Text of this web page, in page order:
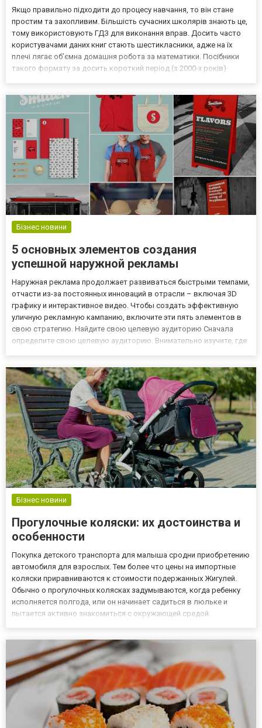
Якщо правильно підходити до процесу навчання, то він стане
простим та захопливим. Більшість сучасних школярів знають це,
тому використовують ГДЗ для виконання вправ. Досить часто
користувачами даних книг стають шестикласники, адже на їх
плечі лягає об’ємна домашня робота за математики. Посібники
такого формату за досить короткий період (з 2000-х років)
Бізнес новини
5 основных элементов создания
успешной наружной рекламы
Наружная реклама продолжает развиваться быстрыми темпами,
отчасти из-за постоянных инноваций в отрасли – включая 3D
графику и интерактивное видео. Чтобы создать эффективную
уличную рекламную кампанию, включите эти пять элементов в
свою стратегию. Найдите свою целевую аудиторию Сначала
определите свою целевую аудиторию. Внимательно изучите, где
маркетингов...
Бізнес новини
Прогулочные коляски: их достоинства и
особенности
Покупка детского транспорта для малыша сродни приобретению
автомобиля для взрослых. Тем более что цены на импортные
коляски приравниваются к стоимости подержанных Жигулей.
Обычно о прогулочных колясках задумываются, когда ребенку
исполняется полгода, или он начинает садиться в люльке и
пытается активно знакомиться с окружающей средой.